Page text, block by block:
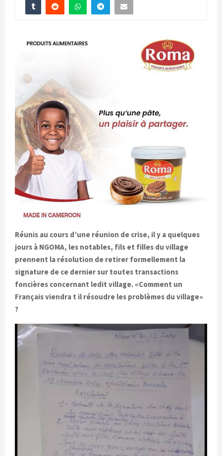
Réunis au cours d’une réunion de crise, il y a quelques
jours à NGOMA, les notables, fils et filles du village
prennent la résolution de retirer formellement la
signature de ce dernier sur toutes transactions
foncières concernant ledit village. «Comment un
Français viendra t il résoudre les problèmes du village»
?